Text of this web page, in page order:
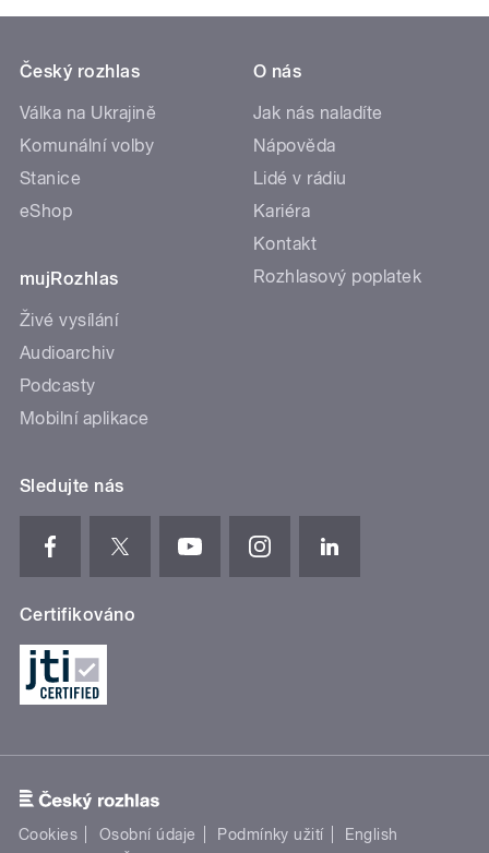
Český rozhlas
Válka na Ukrajině
Komunální volby
Stanice
eShop
mujRozhlas
Živé vysílání
Audioarchiv
Podcasty
Mobilní aplikace
O nás
Jak nás naladíte
Nápověda
Lidé v rádiu
Kariéra
Kontakt
Rozhlasový poplatek
Sledujte nás
Certifikováno
Cookies Osobní údaje Podmínky užití
English